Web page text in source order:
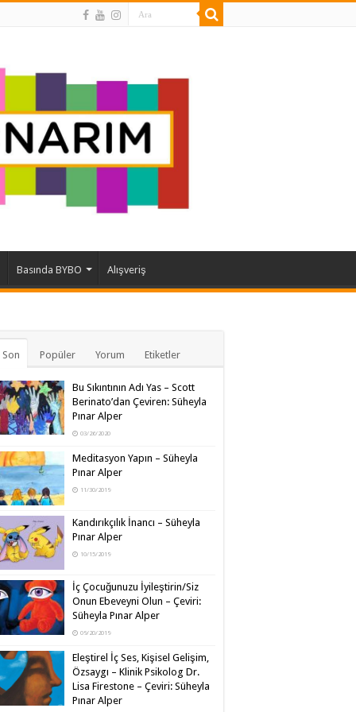
Basında BYBO Alışveriş
Son Popüler Yorum Etiketler
Bu Sıkıntının Adı Yas – Scott
Berinato’dan Çeviren: Süheyla
Pınar Alper
03/26/2020
Meditasyon Yapın – Süheyla
Pınar Alper
11/30/2019
Kandırıkçılık İnancı – Süheyla
Pınar Alper
10/15/2019
İç Çocuğunuzu İyileştirin/Siz
Onun Ebeveyni Olun – Çeviri:
Süheyla Pınar Alper
09/20/2019
Eleştirel İç Ses, Kişisel Gelişim,
Özsaygı – Klinik Psikolog Dr.
Lisa Firestone – Çeviri: Süheyla
Pınar Alper